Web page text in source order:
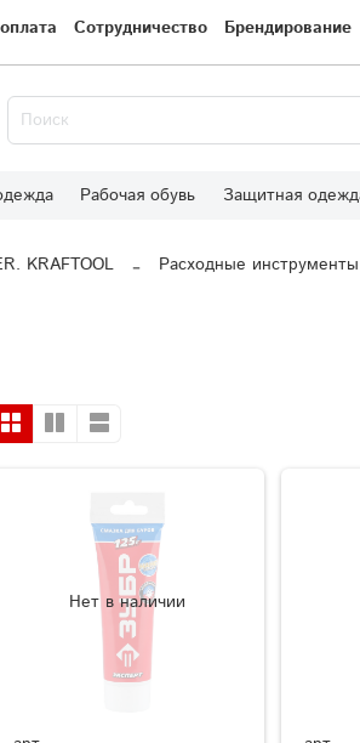
Сотрудничество Брендирование
Рабочая обувь Защитная
KRAFTOOL Расходные инструменты
Нет в наличии